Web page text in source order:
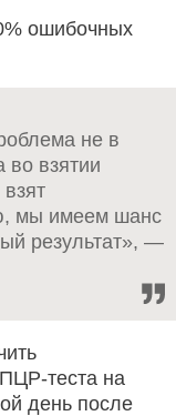
ошибочных
не в
во взятии
мы имеем шанс
результат», —
теста на
день после